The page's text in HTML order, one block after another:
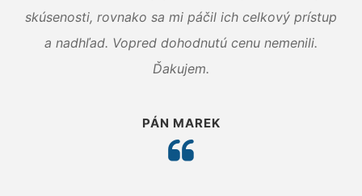
skúsenosti, rovnako sa mi páčil ich celkový prístup
a nadhľad. Vopred dohodnutú cenu nemenili.
Ďakujem.
PÁN MAREK